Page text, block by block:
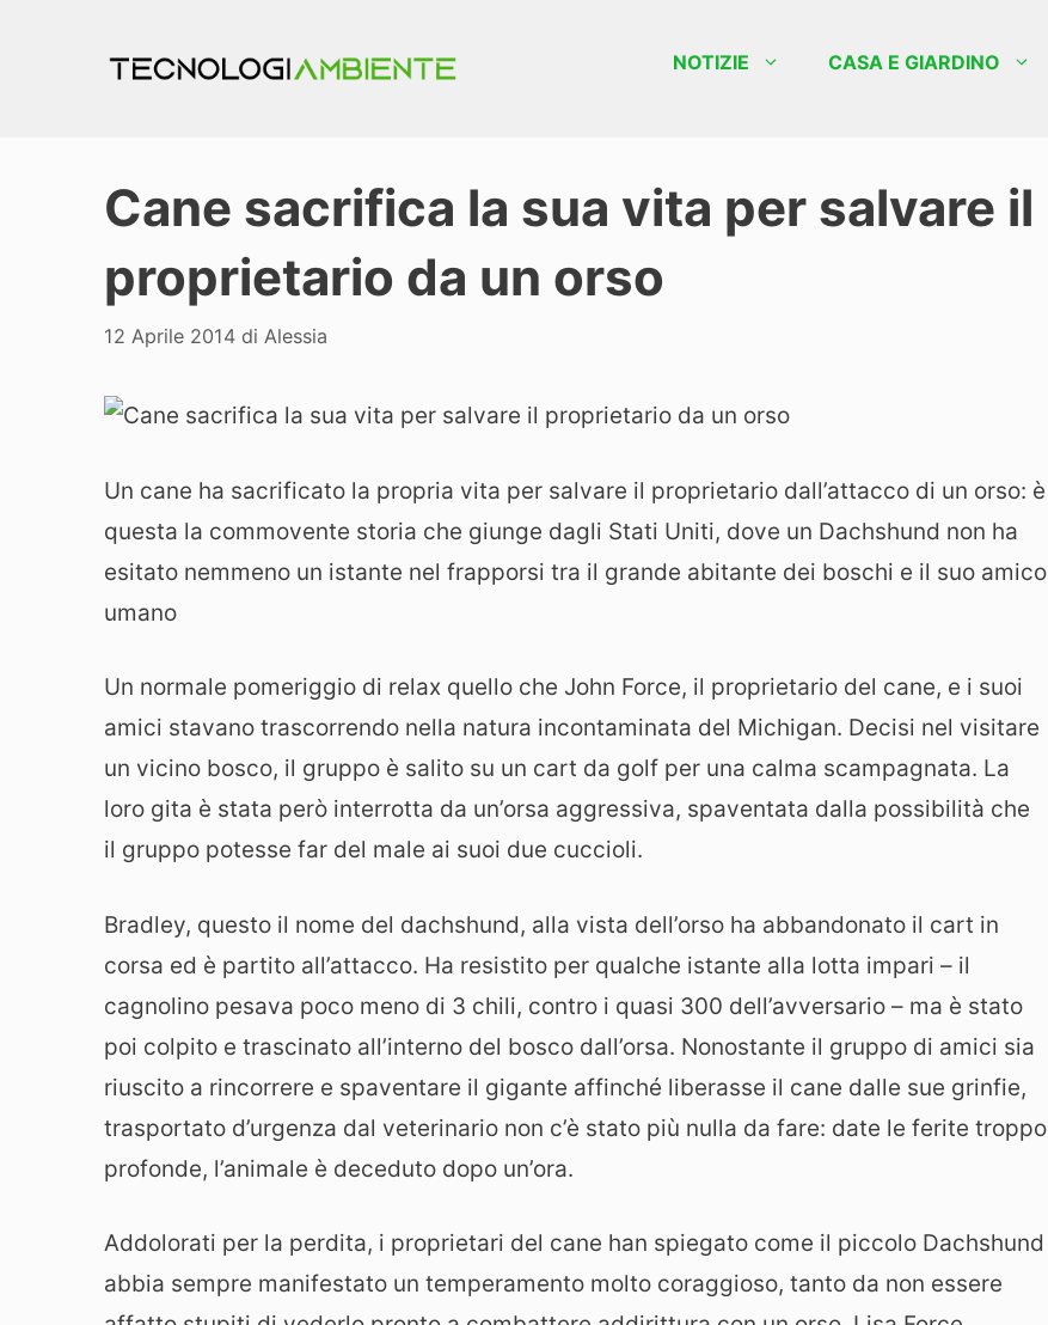
NOTIZIE CASA E GIARDINO
Cane sacrifica la sua vita per salvare il
proprietario da un orso
12 Aprile 2014 di Alessia
Un cane ha sacrificato la propria vita per salvare il proprietario dall’attacco di un orso: è
questa la commovente storia che giunge dagli Stati Uniti, dove un Dachshund non ha
esitato nemmeno un istante nel frapporsi tra il grande abitante dei boschi e il suo amico
umano
Un normale pomeriggio di relax quello che John Force, il proprietario del cane, e i suoi
amici stavano trascorrendo nella natura incontaminata del Michigan. Decisi nel visitare
un vicino bosco, il gruppo è salito su un cart da golf per una calma scampagnata. La
loro gita è stata però interrotta da un’orsa aggressiva, spaventata dalla possibilità che
il gruppo potesse far del male ai suoi due cuccioli.
Bradley, questo il nome del dachshund, alla vista dell’orso ha abbandonato il cart in
corsa ed è partito all’attacco. Ha resistito per qualche istante alla lotta impari – il
cagnolino pesava poco meno di 3 chili, contro i quasi 300 dell’avversario – ma è stato
poi colpito e trascinato all’interno del bosco dall’orsa. Nonostante il gruppo di amici sia
riuscito a rincorrere e spaventare il gigante affinché liberasse il cane dalle sue grinfie,
trasportato d’urgenza dal veterinario non c’è stato più nulla da fare: date le ferite troppo
profonde, l’animale è deceduto dopo un’ora.
Addolorati per la perdita, i proprietari del cane han spiegato come il piccolo Dachshund
abbia sempre manifestato un temperamento molto coraggioso, tanto da non essere